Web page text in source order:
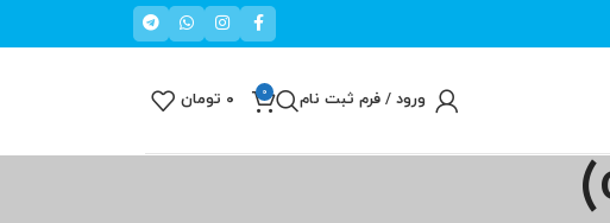
ورود / فرم ثبت نام 0 ۰ تومان